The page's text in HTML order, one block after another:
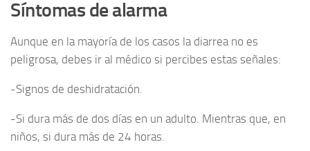
Síntomas de alarma
Aunque en la mayoría de los casos la diarrea no es
peligrosa, debes ir al médico si percibes estas señales:
-Signos de deshidratación.
-Si dura más de dos días en un adulto. Mientras que, en
niños, si dura más de 24 horas.